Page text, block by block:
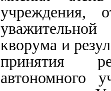
учреждения,
кворума и
принятия
автономного